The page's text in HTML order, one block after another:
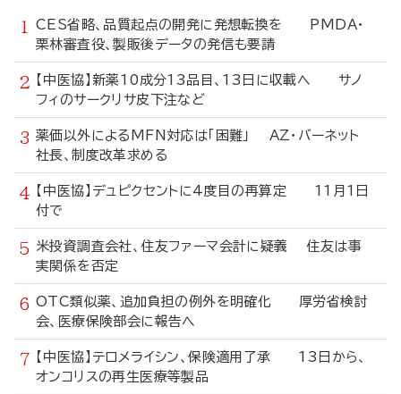
CES省略、品質起点の開発に発想転換を PMDA・
栗林審査役、製販後データの発信も要請
【中医協】新薬10成分13品目、13日に収載へ サノ
フィのサークリサ皮下注など
薬価以外によるMFN対応は「困難」 AZ・バーネット
社長、制度改革求める
【中医協】デュピクセントに4度目の再算定 11月1日
付で
米投資調査会社、住友ファーマ会計に疑義 住友は事
実関係を否定
OTC類似薬、追加負担の例外を明確化 厚労省検討
会、医療保険部会に報告へ
【中医協】テロメライシン、保険適用了承 13日から、
オンコリスの再生医療等製品